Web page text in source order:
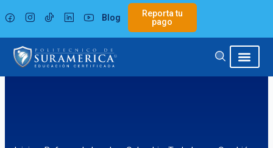
al
contenido
Blog
Reporta tu
pago